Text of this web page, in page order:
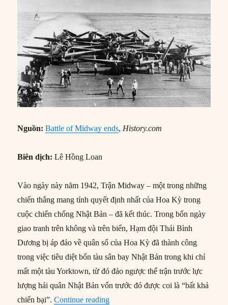
Nguồn: Battle of Midway ends,History.com
Biên dịch: Lê Hồng Loan
Vào ngày này năm 1942, Trận Midway – một trong những
chiến thắng mang tính quyết định nhất của Hoa Kỳ trong
cuộc chiến chống Nhật Bản – đã kết thúc. Trong bốn ngày
giao tranh trên không và trên biển, Hạm đội Thái Bình
Dương bị áp đảo về quân số của Hoa Kỳ đã thành công
trong việc tiêu diệt bốn tàu sân bay Nhật Bản trong khi chỉ
mất một tàu Yorktown, từ đó đảo ngược thế trận trước lực
lượng hải quân Nhật Bản vốn trước đó được coi là “bất khả
chiến bại”.Continue reading“07/06/1942: Trận Midway kết thúc”